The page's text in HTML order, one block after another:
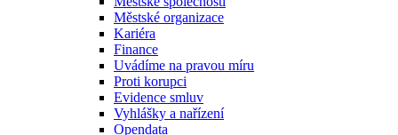
Městské organizace
Kariéra
Finance
Uvádíme na pravou míru
Proti korupci
Evidence smluv
Vyhlášky a nařízení
Opendata